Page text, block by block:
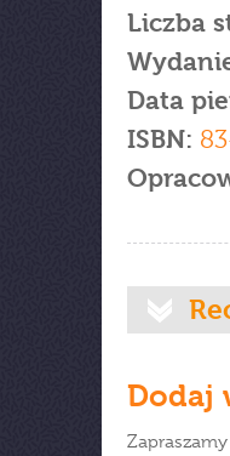
Liczba
Data
ISBN:
Dodaj